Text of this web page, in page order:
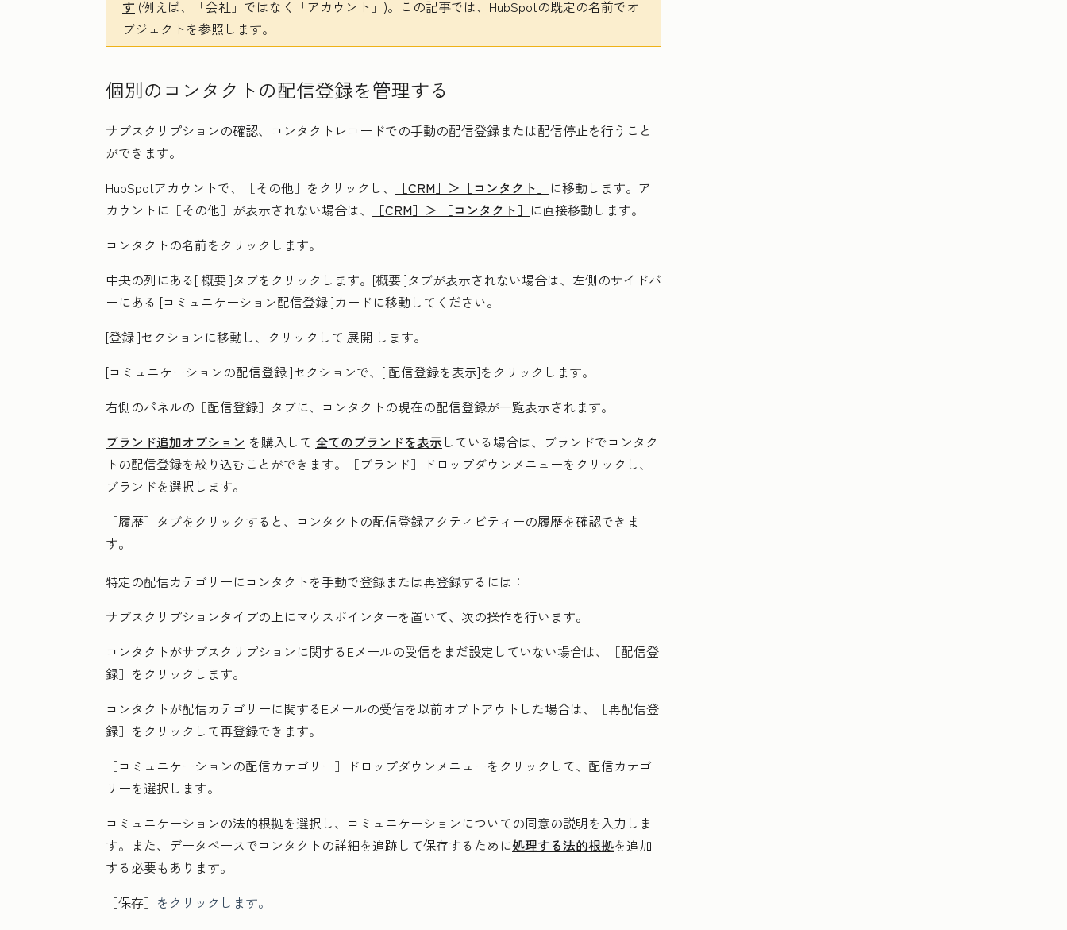
す (例えば、「会社」ではなく「アカウント」)。この記事では、HubSpotの既定の名前でオ
ブジェクトを参照します。
個別のコンタクトの配信登録を管理する
サブスクリプションの確認、コンタクトレコードでの手動の配信登録または配信停止を行うこと
ができます。
HubSpotアカウントで、
［その他］をクリックし、 ［CRM］＞ ［コンタクト］ に移動します。ア
カウントに ［その他］が表示されない場合は、 ［CRM］＞ ［コンタクト］ に直接移動します。
コンタクトの名前をクリックします。
中央の列にある[概要]タブをクリックします。 [概要]タブが表示されない場合は、左側のサイドバ
ーにある [コミュニケーション配信登録]カードに移動してください。
[登録]セクションに移動し、クリックして 展開 します。
[コミュニケーションの配信登録]セクションで、[ 配信登録を表示]をクリックします。
右側のパネルの ［配信登録］タブに、コンタクトの現在の配信登録が一覧表示されます。
ブランド追加オプション を購入して 全てのブランドを表示 している場合は、ブランドでコンタク
トの配信登録を絞り込むことができます。［ブランド］
ドロップダウンメニューをクリックし、
ブランドを選択します。
［履歴］タブをクリックすると、コンタクトの配信登録アクティビティーの履歴を確認できま
す。
特定の配信カテゴリーにコンタクトを手動で登録または再登録するには：
サブスクリプションタイプの上にマウスポインターを置いて、次の操作を行います。
コンタクトがサブスクリプションに関するEメールの受信をまだ設定していない場合は、
［配信登
録］をクリックします。
コンタクトが配信カテゴリーに関するEメールの受信を以前オプトアウトした場合は、
［再配信登
録］をクリックして再登録できます。
［コミュニケーションの配信カテゴリー］ドロップダウンメニューをクリックして、 配信カテゴ
リーを選択します。
コミュニケーションの法的根拠を選択し、 コミュニケーションについての同意の説明を入力しま
す。また、データベースでコンタクトの詳細を追跡して保存するために処理する法的根拠を追加
する必要もあります。
［保存］ をクリックします。